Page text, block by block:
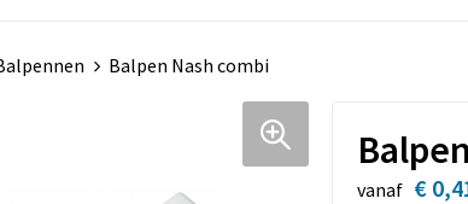
Balpen Nash combi
vanaf €